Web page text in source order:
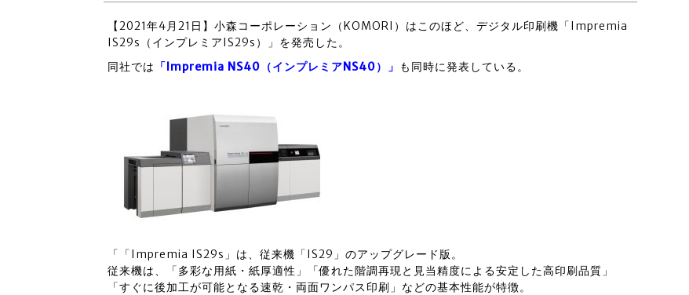
【2021年4月21日】小森コーポレーション（KOMORI）はこのほど、デジタル印刷機「Impremia
IS29s（インプレミアIS29s）」を発売した。
同社では 「Impremia NS40（インプレミアNS40）」 も同時に発表している。
「「Impremia IS29s」は、従来機「IS29」のアップグレード版。
従来機は、「多彩な用紙・紙厚適性」「優れた階調再現と見当精度による安定した高印刷品質」
「すぐに後加工が可能となる速乾・両面ワンパス印刷」などの基本性能が特徴。